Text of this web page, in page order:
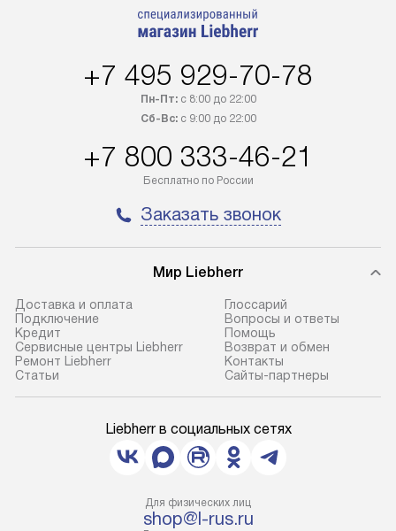
+7 495 929-70-78
Пн-Пт:с 8:00 до 22:00
Сб-Вс:с 9:00 до 22:00
+7 800 333-46-21
Бесплатно по России
Заказать звонок
Мир Liebherr
Доставка и оплата
Подключение
Кредит
Сервисные центры Liebherr
Ремонт Liebherr
Cтатьи
Глоссарий
Вопросы и ответы
Помощь
Возврат и обмен
Контакты
Сайты-партнеры
Liebherr в социальных сетях
Для физических лиц
shop@l-rus.ru